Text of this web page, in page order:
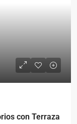
con Terraza